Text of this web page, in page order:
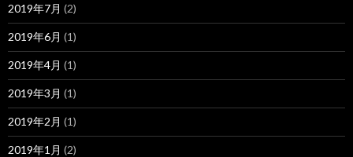
2019年7月 (2)
2019年6月 (1)
2019年4月 (1)
2019年3月 (1)
2019年2月 (1)
2019年1月 (2)